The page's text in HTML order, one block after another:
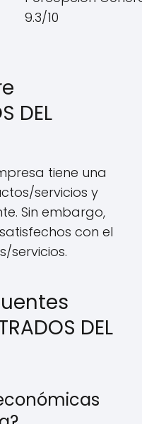
9.3/10
DEL
tiene una
servicios y
Sin embargo,
con el
servicios.
DEL